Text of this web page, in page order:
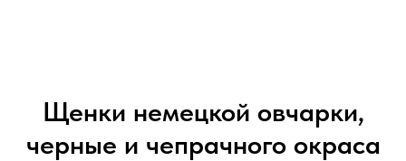
Щенки немецкой овчарки,
черные и чепрачного окраса